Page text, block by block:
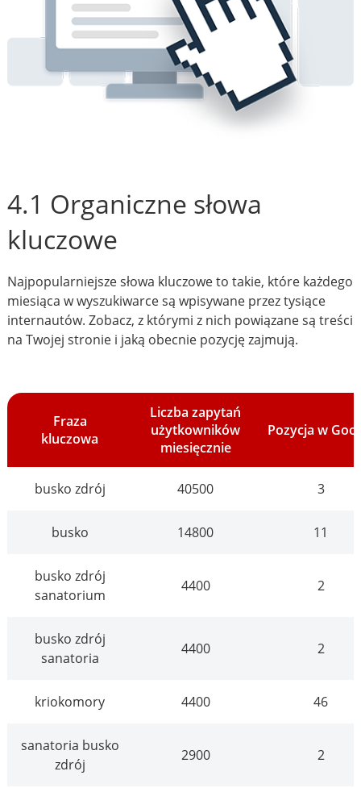
4.1 Organiczne słowa
kluczowe
Najpopularniejsze słowa kluczowe to takie, które każdego
miesiąca w wyszukiwarce są wpisywane przez tysiące
internautów. Zobacz, z którymi z nich powiązane są treści
na Twojej stronie i jaką obecnie pozycję zajmują.
Fraza
kluczowa
Liczba zapytań
użytkowników
miesięcznie
Pozycja w
busko zdrój 40500 3
busko 14800 11
busko zdrój
sanatorium
4400 2
busko zdrój
sanatoria
4400 2
kriokomory 4400 46
sanatoria busko
zdrój
2900 2